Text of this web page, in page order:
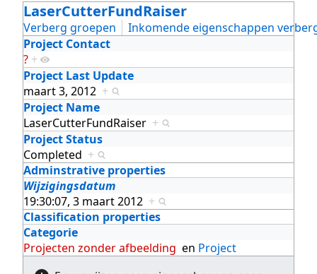
LaserCutterFundRaiser
Verberg groepen
Inkomende eigenschappen
Project Contact
? +
Project Last Update
maart 3, 2012 +
Project Name
LaserCutterFundRaiser +
Project Status
Completed +
Adminstrative properties
Wijzigingsdatum
19:30:07, 3 maart 2012 +
Classification properties
Categorie
Projecten zonder afbeelding en Project